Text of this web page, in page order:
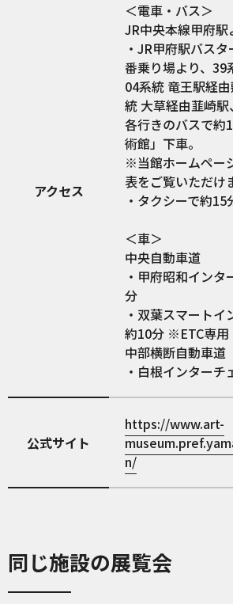
アクセス
＜電車・バス＞
JR中央本線甲府駅
・JR甲府駅バス
番乗り場より、39
04系統 竜王駅経
統 大草経由韮崎
各行きのバスで約
術館」下車。
※当館ホームペー
表をご覧いただけ
・タクシーで約15
＜車＞
中央自動車道
・甲府昭和イン
分
・双葉スマートイ
約10分 ※ETC専用
中部横断自動車道
・白根インター
公式サイト
https://www.art-
n/
同じ施設の展覧会